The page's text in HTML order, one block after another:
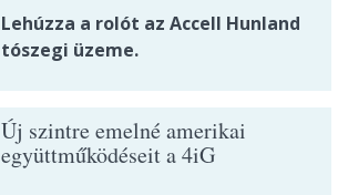
Lehúzza a rolót az Accell Hunland
tószegi üzeme.
Új szintre emelné amerikai
együttműködéseit a 4iG